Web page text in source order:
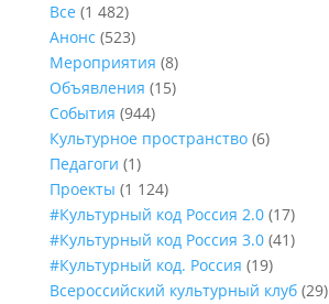
Все (1 482)
Анонс (523)
Мероприятия (8)
Объявления (15)
События (944)
Культурное пространство(6)
Педагоги (1)
Проекты (1 124)
#Культурный код Россия 2.0(17)
#Культурный код Россия 3.0(41)
#Культурный код. Россия (19)
Всероссийский культурный клуб(29)